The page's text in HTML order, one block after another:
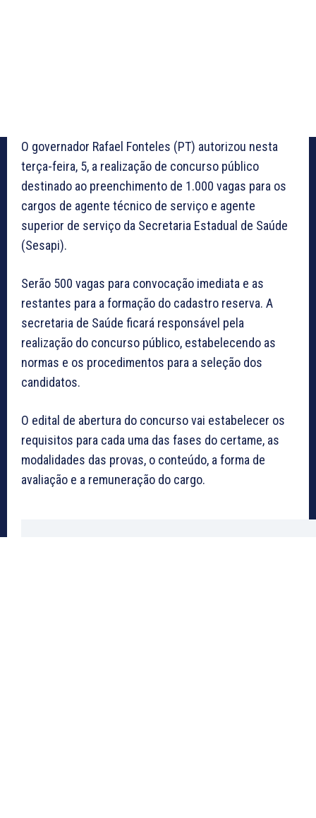
O governador Rafael Fonteles (PT) autorizou nesta
terça-feira, 5, a realização de concurso público
destinado ao preenchimento de 1.000 vagas para os
cargos de agente técnico de serviço e agente
superior de serviço da Secretaria Estadual de Saúde
(Sesapi).
Serão 500 vagas para convocação imediata e as
restantes para a formação do cadastro reserva. A
secretaria de Saúde ficará responsável pela
realização do concurso público, estabelecendo as
normas e os procedimentos para a seleção dos
candidatos.
O edital de abertura do concurso vai estabelecer os
requisitos para cada uma das fases do certame, as
modalidades das provas, o conteúdo, a forma de
avaliação e a remuneração do cargo.